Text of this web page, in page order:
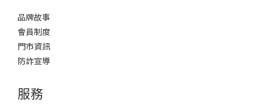
品牌故事
會員制度
門市資訊
防詐宣導
服務